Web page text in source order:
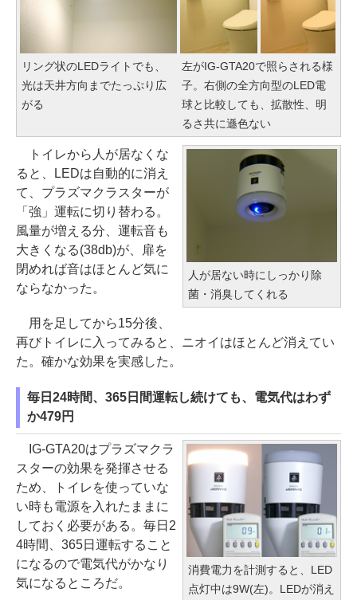
リング状のLEDライトでも、
光は天井方向までたっぷり広
がる
左がIG-GTA20で照らされる様
子。右側の全方向型のLED電
球と比較しても、拡散性、明
るさ共に遜色ない
人が居ない時にしっかり除
菌・消臭してくれる
トイレから人が居なくな
ると、LEDは自動的に消え
て、プラズマクラスターが
「強」運転に切り替わる。
風量が増える分、運転音も
大きくなる(38db)が、扉を
閉めれば音はほとんど気に
ならなかった。
用を足してから15分後、
再びトイレに入ってみると、ニオイはほとんど消えてい
た。確かな効果を実感した。
毎日24時間、365日間運転し続けても、電気代はわず
か479円
消費電力を計測すると、LED
点灯中は9W(左)。LEDが消え
IG-GTA20はプラズマクラ
スターの効果を発揮させる
ため、トイレを使っていな
い時も電源を入れたままに
しておく必要がある。毎日2
4時間、365日運転すること
になるので電気代がかなり
気になるところだ。